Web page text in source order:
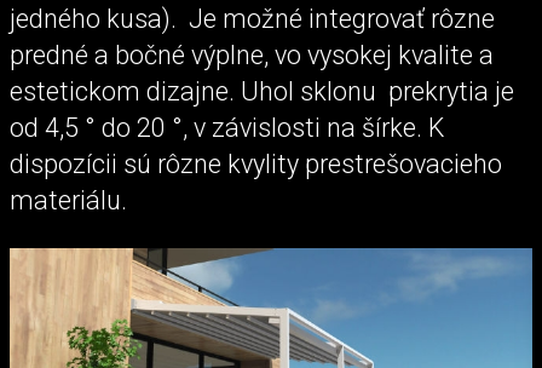
jedného kusa). Je možné integrovať rôzne
predné a bočné výplne, vo vysokej kvalite a
estetickom dizajne. Uhol sklonu prekrytia je
od 4,5 ° do 20 °, v závislosti na šírke. K
dispozícii sú rôzne kvylity prestrešovacieho
materiálu.